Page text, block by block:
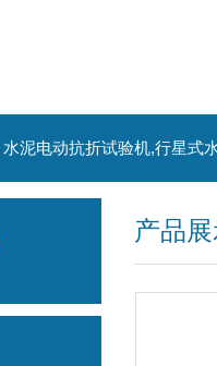
产品